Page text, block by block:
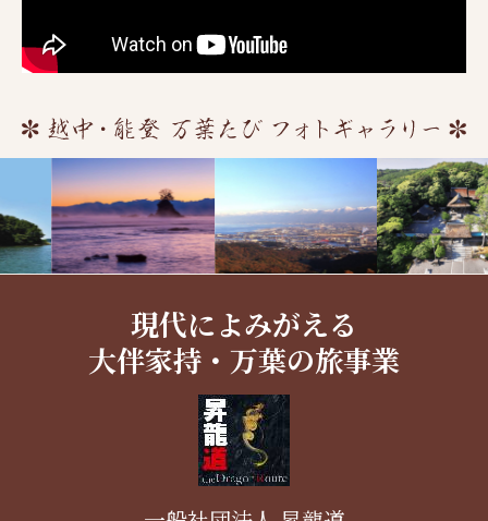
現代によみがえる
大伴家持・万葉の旅事業